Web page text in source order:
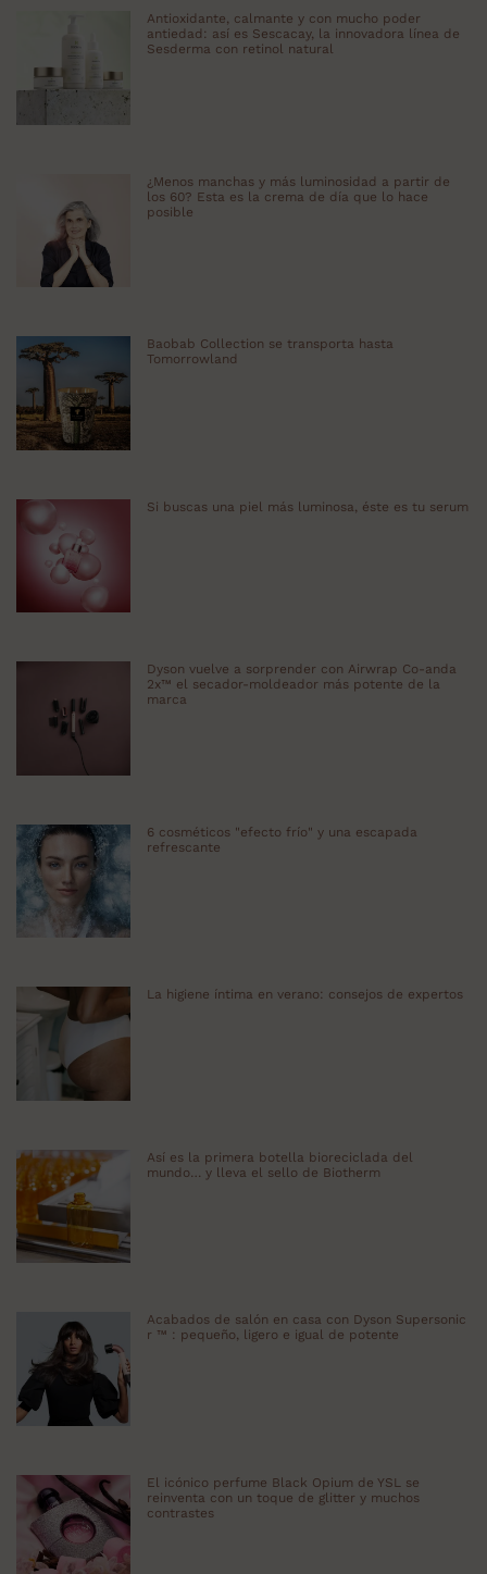
Antioxidante, calmante y con mucho poder
antiedad: así es Sescacay, la innovadora línea de
Sesderma con retinol natural
¿Menos manchas y más luminosidad a partir de
los 60? Esta es la crema de día que lo hace
posible
Baobab Collection se transporta hasta
Tomorrowland
Si buscas una piel más luminosa, éste es tu serum
Dyson vuelve a sorprender con Airwrap Co-anda
2x™ el secador-moldeador más potente de la
marca
6 cosméticos "efecto frío" y una escapada
refrescante
La higiene íntima en verano: consejos de expertos
Así es la primera botella bioreciclada del
mundo… y lleva el sello de Biotherm
Acabados de salón en casa con Dyson Supersonic
r ™ : pequeño, ligero e igual de potente
El icónico perfume Black Opium de YSL se
reinventa con un toque de glitter y muchos
contrastes